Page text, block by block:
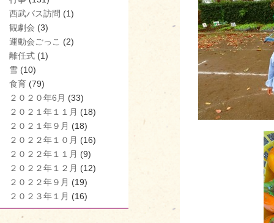
西武バス訪問 (1)
観劇会 (3)
運動会ごっこ (2)
離任式 (1)
雪 (10)
食育 (79)
２０２０年6月 (33)
２０２１年１１月 (18)
２０２１年９月 (18)
２０２２年１０月 (16)
２０２２年１１月 (9)
２０２２年１２月 (12)
２０２２年９月 (19)
２０２３年１月 (16)